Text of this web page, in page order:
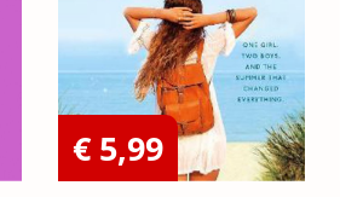
€ 5,99